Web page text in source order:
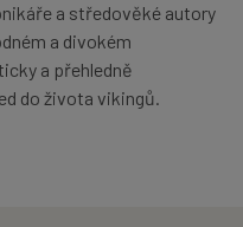
a středověké autory
a divokém
a přehledně
do života vikingů.